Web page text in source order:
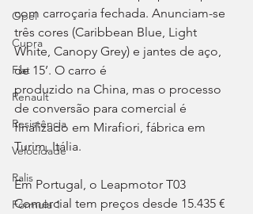
Opel
Cupra
Fiat
Renault
Resistência
Velocidade
Ralis
Fórmula 1
com carroçaria fechada. Anunciam-se
três cores (Caribbean Blue, Light
White, Canopy Grey) e jantes de aço,
de 15’. O carro é
produzido na China, mas o processo
de conversão para comercial é
finalizado em Mirafiori, fábrica em
Turim, Itália.
Em Portugal, o Leapmotor T03
Comercial tem preços desde 15.435 €